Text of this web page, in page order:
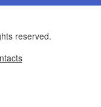
reserved.